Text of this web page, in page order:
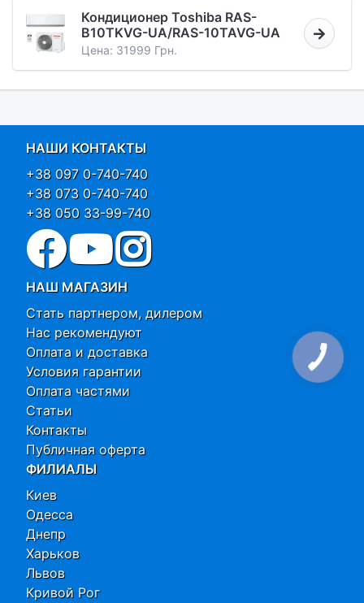
Кондиционер Toshiba RAS-
B10TKVG-UA/RAS-10TAVG-UA
Цена: 31999 Грн.
НАШИ КОНТАКТЫ
+38 097 0-740-740
+38 073 0-740-740
+38 050 33-99-740
НАШ МАГАЗИН
Стать партнером, дилером
Нас рекомендуют
Оплата и доставка
Условия гарантии
Оплата частями
Статьи
Контакты
Публичная оферта
ФИЛИАЛЫ
Киев
Одесса
Днепр
Харьков
Львов
Кривой Рог